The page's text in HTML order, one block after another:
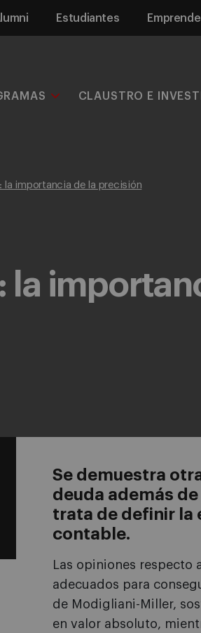
Estudiantes
CLAUSTRO E
la importancia de la precisión
la
Se demuestra
deuda además
trata de definir la
contable.
Las opiniones respecto
adecuados para
de Modigliani-Miller,
en valor absoluto,